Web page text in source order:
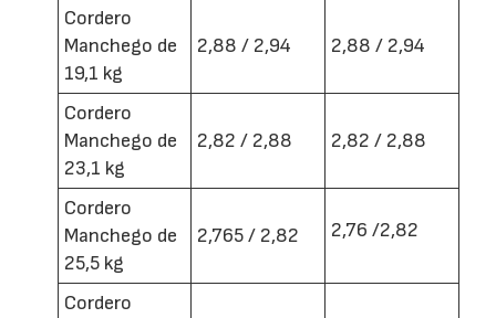
Cordero
Manchego de
19,1 kg
2,88 / 2,94 2,88 / 2,94
Cordero
Manchego de
23,1 kg
2,82 / 2,88 2,82 / 2,88
Cordero
Manchego de
25,5 kg
2,765 / 2,82 2,76 /2,82
Cordero